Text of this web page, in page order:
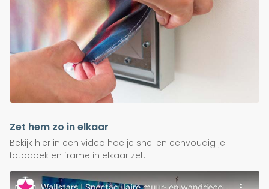
Zet hem zo in elkaar
Bekijk hier in een video hoe je snel en eenvoudig je
fotodoek en frame in elkaar zet.